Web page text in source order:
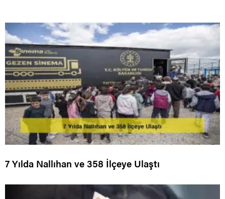
7 Yılda Nallıhan ve 358 İlçeye Ulaştı